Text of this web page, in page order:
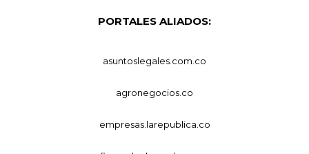
PORTALES ALIADOS:
asuntoslegales.com.co
agronegocios.co
empresas.larepublica.co